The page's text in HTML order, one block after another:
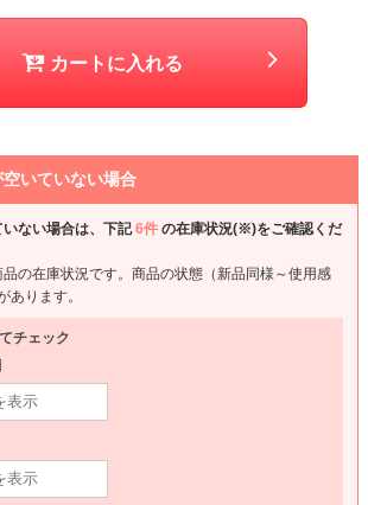
カートに入れる
いていない場合
ない場合は、下記6件 の在庫状況(※)をご確認くだ
の在庫状況です。商品の状態（新品同様～使用感
あります。
チェック